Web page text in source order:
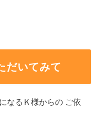
だいてみて
なるＫ様からの ご依